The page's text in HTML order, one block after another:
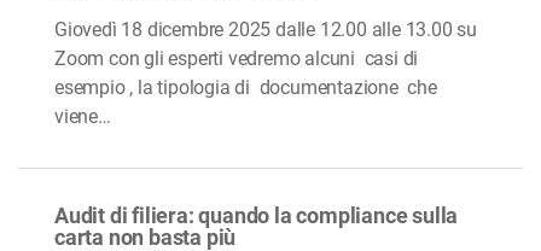
Giovedì 18 dicembre 2025 dalle 12.00 alle 13.00 su
Zoom con gli esperti vedremo alcuni casi di
esempio , la tipologia di documentazione che
viene…
Audit di filiera: quando la compliance sulla
carta non basta più